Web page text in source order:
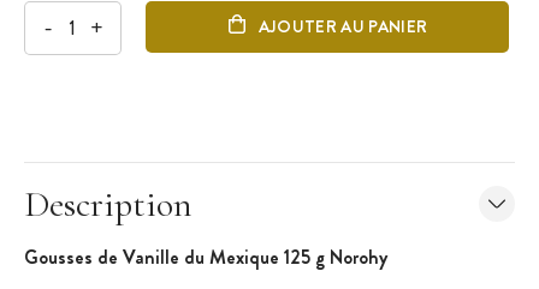
- + AJOUTER AU PANIER
Description
Gousses de Vanille du Mexique 125 g Norohy